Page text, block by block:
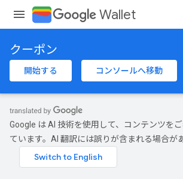
Wallet
クーポン
開始する コンソールへ移動
Google は AI 技術を使用して、コンテンツを
ています。AI 翻訳には誤りが含まれる場合が